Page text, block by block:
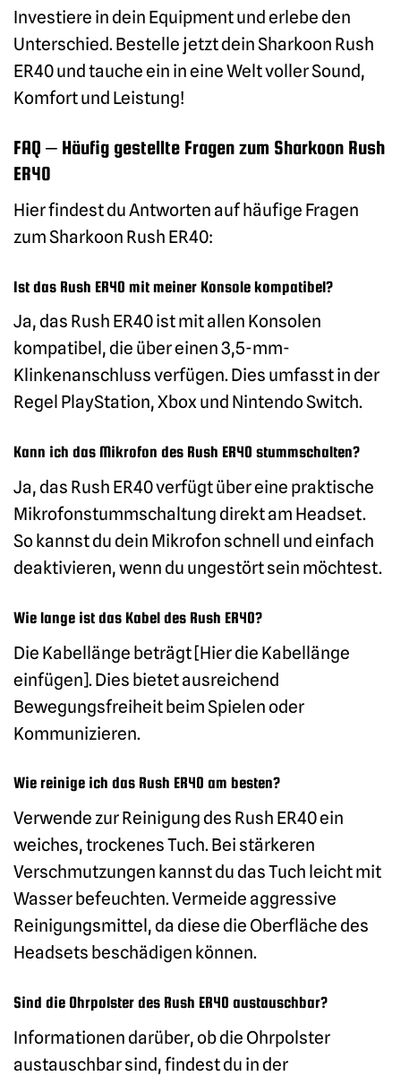
Investiere in dein Equipment und erlebe den
Unterschied. Bestelle jetzt dein Sharkoon Rush
ER40 und tauche ein in eine Welt voller Sound,
Komfort und Leistung!
FAQ – Häufig gestellte Fragen zum Sharkoon Rush
ER40
Hier findest du Antworten auf häufige Fragen
zum Sharkoon Rush ER40:
Ist das Rush ER40 mit meiner Konsole kompatibel?
Ja, das Rush ER40 ist mit allen Konsolen
kompatibel, die über einen 3,5-mm-
Klinkenanschluss verfügen. Dies umfasst in der
Regel PlayStation, Xbox und Nintendo Switch.
Kann ich das Mikrofon des Rush ER40 stummschalten?
Ja, das Rush ER40 verfügt über eine praktische
Mikrofonstummschaltung direkt am Headset.
So kannst du dein Mikrofon schnell und einfach
deaktivieren, wenn du ungestört sein möchtest.
Wie lange ist das Kabel des Rush ER40?
Die Kabellänge beträgt [Hier die Kabellänge
einfügen]. Dies bietet ausreichend
Bewegungsfreiheit beim Spielen oder
Kommunizieren.
Wie reinige ich das Rush ER40 am besten?
Verwende zur Reinigung des Rush ER40 ein
weiches, trockenes Tuch. Bei stärkeren
Verschmutzungen kannst du das Tuch leicht mit
Wasser befeuchten. Vermeide aggressive
Reinigungsmittel, da diese die Oberfläche des
Headsets beschädigen können.
Sind die Ohrpolster des Rush ER40 austauschbar?
Informationen darüber, ob die Ohrpolster
austauschbar sind, findest du in der